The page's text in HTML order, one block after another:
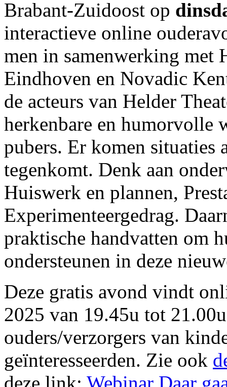
Brabant-Zuidoost op
interactieve online
men in samenwerking met
Eindhoven en Novadic
de acteurs van Helder
herkenbare en humorvolle
pubers. Er komen situaties
tegenkomt. Denk aan
Huiswerk en plannen,
Experimenteergedrag.
praktische handvatten om
ondersteunen in deze
Deze gratis avond vindt
2025 van 19.45u tot
ouders/verzorgers van
geïnteresseerden. Zie ook
deze link: Webinar Daar